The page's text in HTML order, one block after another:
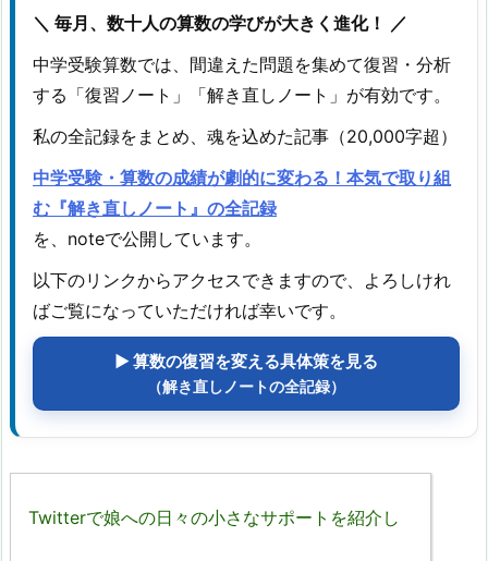
＼ 毎月、数十人の算数の学びが大きく進化！ ／
中学受験算数では、間違えた問題を集めて復習・分析
する「復習ノート」「解き直しノート」が有効です。
私の全記録をまとめ、魂を込めた記事（20,000字超）
中学受験・算数の成績が劇的に変わる！本気で取り組
む『解き直しノート』の全記録
を、noteで公開しています。
以下のリンクからアクセスできますので、よろしけれ
ばご覧になっていただければ幸いです。
▶ 算数の復習を変える具体策を見る
（解き直しノートの全記録）
Twitterで娘への日々の小さなサポートを紹介し